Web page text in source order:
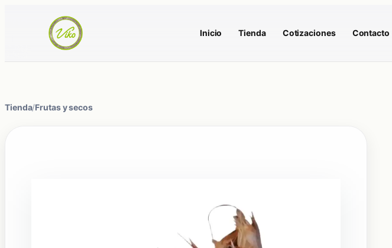
Inicio Tienda Cotizaciones Contacto
Tienda/Frutas y secos